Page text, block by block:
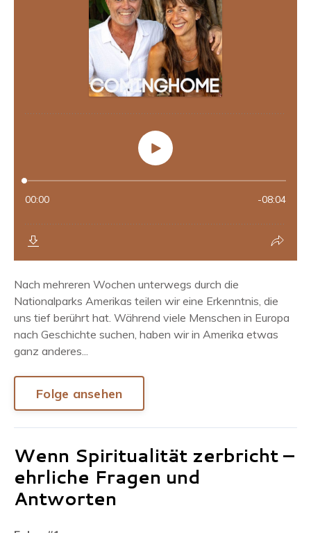
Nach mehreren Wochen unterwegs durch die
Nationalparks Amerikas teilen wir eine Erkenntnis, die
uns tief berührt hat. Während viele Menschen in Europa
nach Geschichte suchen, haben wir in Amerika etwas
ganz anderes...
Folge ansehen
Wenn Spiritualität zerbricht –
ehrliche Fragen und
Antworten